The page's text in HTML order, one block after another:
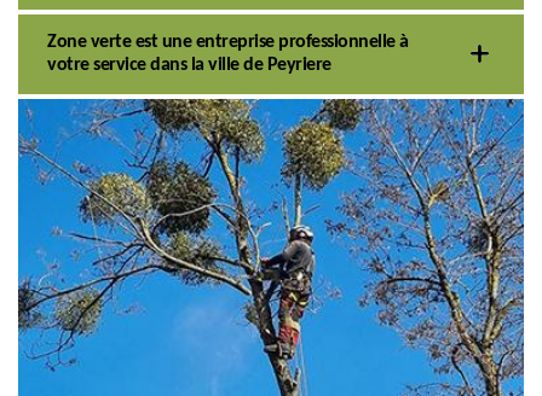
Zone verte est une entreprise professionnelle à
votre service dans la ville de Peyriere